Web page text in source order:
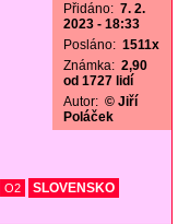
Přidáno: 7. 2.
2023 - 18:33
Posláno: 1511x
Známka: 2,90
od 1727 lidí
Autor: © Jiří
Poláček
O2
SLOVENSKO